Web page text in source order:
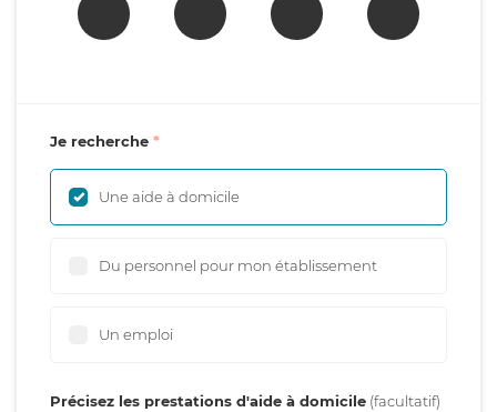
Je recherche
Une aide à domicile
Du personnel pour mon établissement
Un emploi
Précisez les prestations d'aide à domicile